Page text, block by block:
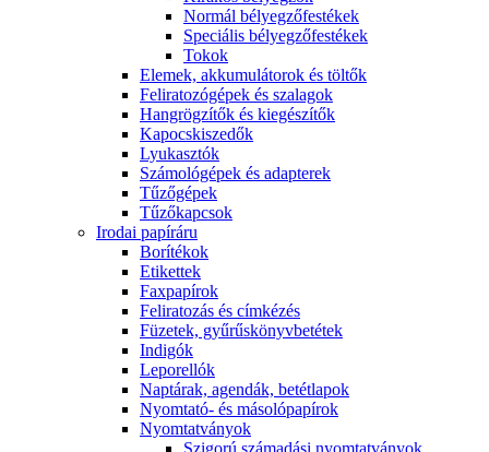
Normál bélyegzőfestékek
Speciális bélyegzőfestékek
Tokok
Elemek, akkumulátorok és töltők
Feliratozógépek és szalagok
Hangrögzítők és kiegészítők
Kapocskiszedők
Lyukasztók
Számológépek és adapterek
Tűzőgépek
Tűzőkapcsok
Irodai papíráru
Borítékok
Etikettek
Faxpapírok
Feliratozás és címkézés
Füzetek, gyűrűskönyvbetétek
Indigók
Leporellók
Naptárak, agendák, betétlapok
Nyomtató- és másolópapírok
Nyomtatványok
Szigorú számadási nyomtatványok